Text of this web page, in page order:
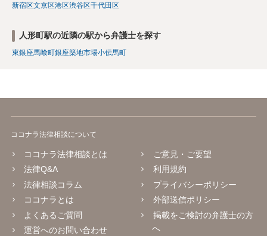
新宿区文京区港区渋谷区千代田区
人形町駅の近隣の駅から弁護士を探す
東銀座馬喰町銀座築地市場小伝馬町
ココナラ法律相談について
ココナラ法律相談とは
法律Q&A
法律相談コラム
ココナラとは
よくあるご質問
運営へのお問い合わせ
ご意見・ご要望
利用規約
プライバシーポリシー
外部送信ポリシー
掲載をご検討の弁護士の方
へ